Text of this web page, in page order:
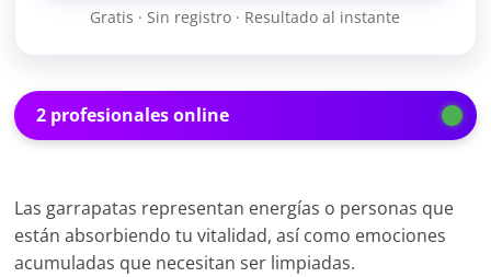
Gratis · Sin registro · Resultado al instante
2 profesionales online
Las garrapatas representan energías o personas que
están absorbiendo tu vitalidad, así como emociones
acumuladas que necesitan ser limpiadas.